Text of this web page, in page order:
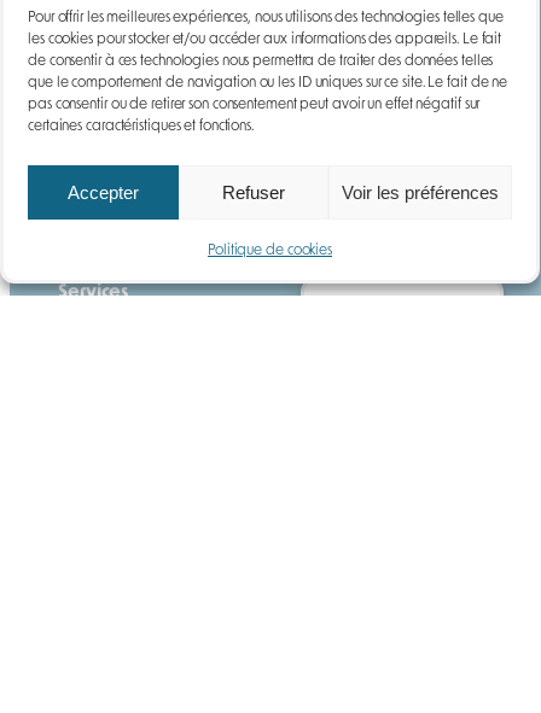
Pour offrir les meilleures expériences, nous utilisons des technologies telles que
les cookies pour stocker et/ou accéder aux informations des appareils. Le fait
de consentir à ces technologies nous permettra de traiter des données telles
que le comportement de navigation ou les ID uniques sur ce site. Le fait de ne
pas consentir ou de retirer son consentement peut avoir un effet négatif sur
certaines caractéristiques et fonctions.
Accepter Refuser Voir les préférences
Politique de cookies
Anatecs
Qui sommes-nous ?
Actualités
Carrières
Questions fréquentes
Services